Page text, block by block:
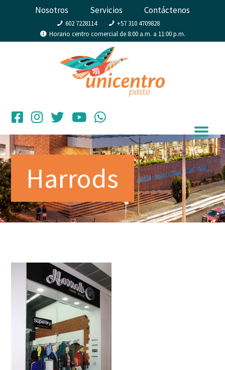
Nosotros Servicios Contáctenos
602 7228114
+57 310 4709828
Horario centro comercial de 8:00 a.m. a 11:00 p.m.
Harrods